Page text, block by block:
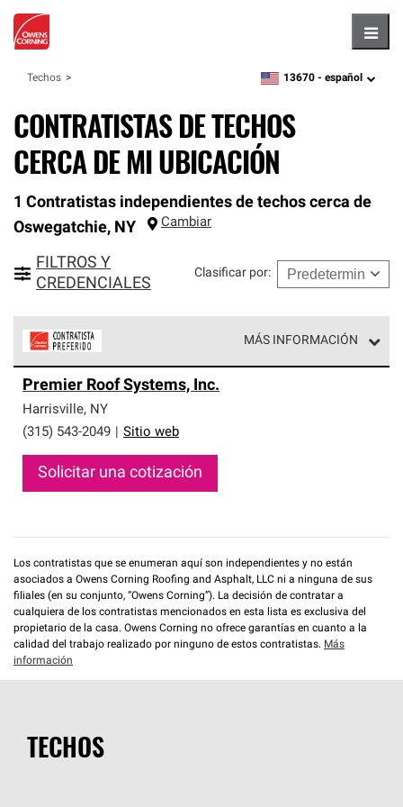
Techos zipcode, language
13670 - español
CONTRATISTAS DE TECHOS
CERCA DE MI UBICACIÓN
1 Contratistas independientes de techos cerca de
Oswegatchie, NY Cambiar
FILTROS Y
CREDENCIALES
Clasificar por:
MÁS INFORMACIÓN
parte de una red exclusiva de profesionales de techos
que cumplen con altos estándares y requisitos estrictos
de profesionalismo y confiabilidad.
Premier Roof Systems, Inc.
Harrisville, NY
(315) 543-2049
Sitio web
Solicitar una cotización
Los contratistas que se enumeran aquí son independientes y no están
asociados a Owens Corning Roofing and Asphalt, LLC ni a ninguna de sus
filiales (en su conjunto, “Owens Corning”). La decisión de contratar a
cualquiera de los contratistas mencionados en esta lista es exclusiva del
propietario de la casa. Owens Corning no ofrece garantías en cuanto a la
calidad del trabajo realizado por ninguno de estos contratistas. Más
información
TECHOS